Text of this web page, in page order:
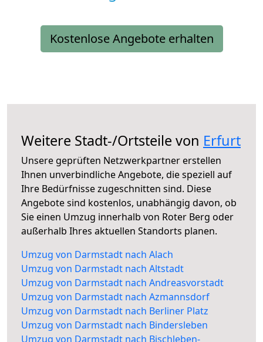
Kostenlose Angebote erhalten
Weitere Stadt-/Ortsteile von Erfurt
Unsere geprüften Netzwerkpartner erstellen
Ihnen unverbindliche Angebote, die speziell auf
Ihre Bedürfnisse zugeschnitten sind. Diese
Angebote sind kostenlos, unabhängig davon, ob
Sie einen Umzug innerhalb von Roter Berg oder
außerhalb Ihres aktuellen Standorts planen.
Umzug von Darmstadt nach Alach
Umzug von Darmstadt nach Altstadt
Umzug von Darmstadt nach Andreasvorstadt
Umzug von Darmstadt nach Azmannsdorf
Umzug von Darmstadt nach Berliner Platz
Umzug von Darmstadt nach Bindersleben
Umzug von Darmstadt nach Bischleben-